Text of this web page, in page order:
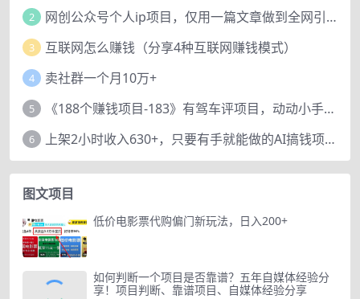
2 网创公众号个人ip项目，仅用一篇文章做到全网引流！
3 互联网怎么赚钱（分享4种互联网赚钱模式）
4 卖社群一个月10万+
5 《188个赚钱项目-183》有驾车评项目，动动小手，复制粘贴赚44元！
6 上架2小时收入630+，只要有手就能做的AI搞钱项目，奶奶看完都能学会!
图文项目
低价电影票代购偏门新玩法，日入200+
如何判断一个项目是否靠谱？五年自媒体经验分
享！项目判断、靠谱项目、自媒体经验分享